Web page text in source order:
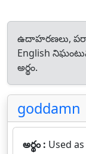
ఉదాహరణలు,
English
అర్థం.
goddamn
అర్థం : Used